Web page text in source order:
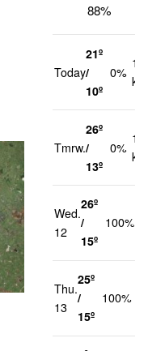
88%
Today
21º
/
10º
0%
12
Tmrw.
26º
/
13º
0%
15
Wed.
12
26º
/
15º
100%
Thu.
13
25º
/
15º
100%